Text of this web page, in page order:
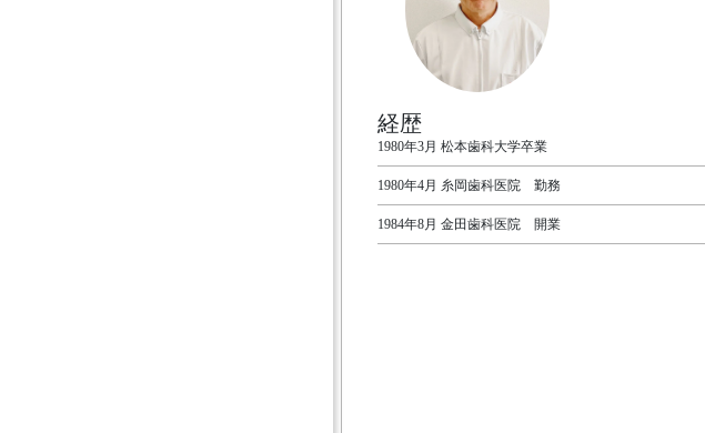
経歴
1980年3月 松本歯科大学卒業
1980年4月 糸岡歯科医院 勤務
1984年8月 金田歯科医院 開業